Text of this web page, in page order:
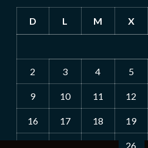
D L M X
2 3 4 5
9 10 11 12
16 17 18 19
26